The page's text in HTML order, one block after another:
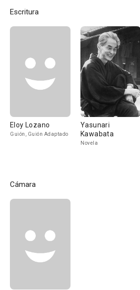
Escritura
Eloy Lozano
Guión, Guión Adaptado
Yasunari
Kawabata
Novela
Cámara